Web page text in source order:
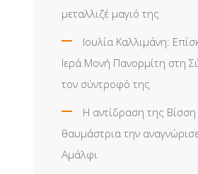
μεταλλιζέ μαγιό της
Ιουλία Καλλιμάνη:
Ιερά Μονή Πανορμίτη στη
τον σύντροφό της
Η αντίδραση της
θαυμάστρια την
Αμάλφι